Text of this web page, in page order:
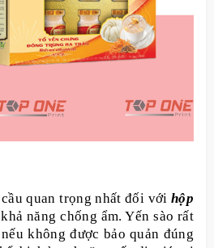
quan trọng nhất đối với hộp
năng chống ẩm. Yến sào rất
không được bảo quản đúng